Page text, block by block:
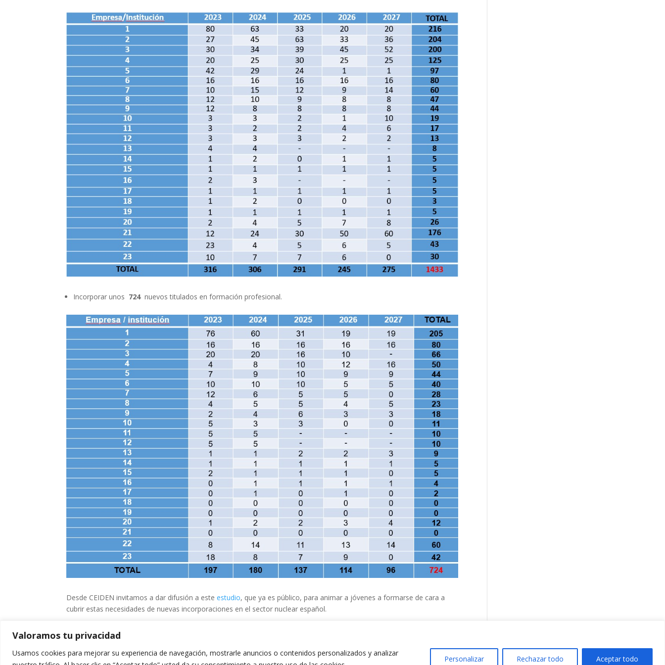
Valoramos tu privacidad
Usamos cookies para mejorar su experiencia de navegación, mostrarle anuncios o contenidos personalizados y analizar
Personalizar Rechazar todo Aceptar todo
Incorporar unos 724nuevos titulados en formación profesional.
Desde CEIDEN invitamos a dar difusión a esteestudio, que ya es público, para animar a jóvenes a formarse de cara a
cubrir estas necesidades de nuevas incorporaciones en el sector nuclear español.